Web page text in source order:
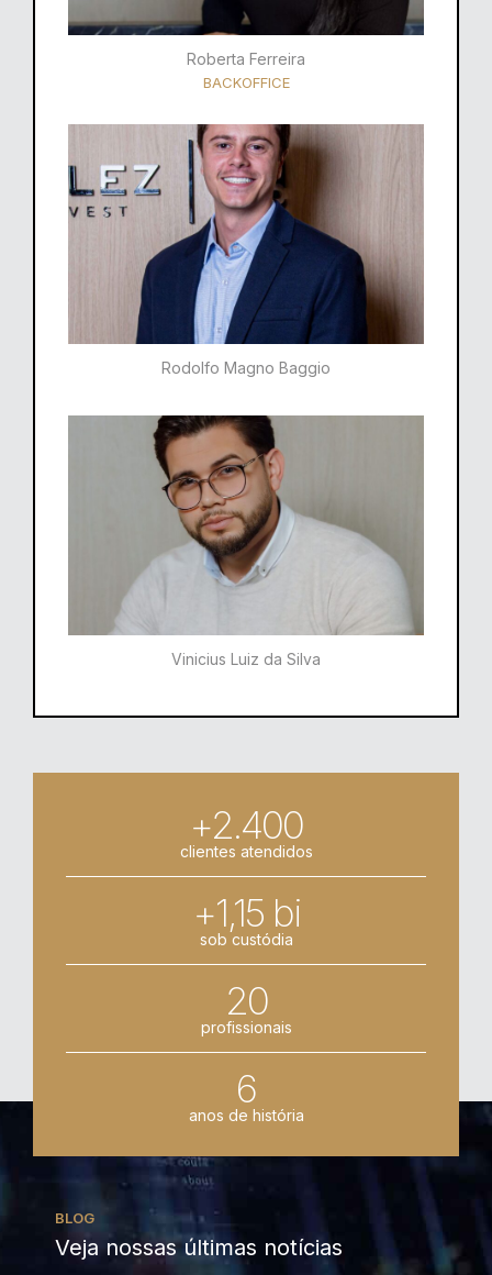
Roberta Ferreira
BACKOFFICE
Rodolfo Magno Baggio​​
Vinicius Luiz da Silva
+2.400
clientes atendidos
+1,15 bi
sob custódia
20
profissionais
6
anos de história
BLOG
Veja nossas últimas notícias